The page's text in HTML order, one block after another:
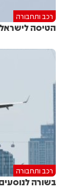
רכב ותחבורה
הטיסה
רכב ותחבורה
בשורה